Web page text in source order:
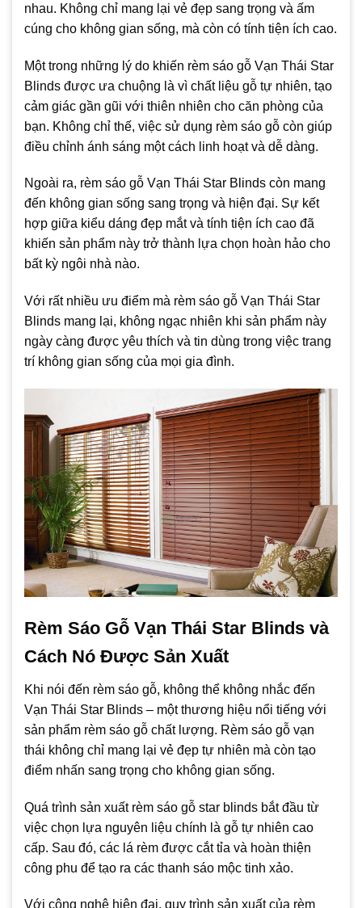
nhau. Không chỉ mang lại vẻ đẹp sang trọng và ấm
cúng cho không gian sống, mà còn có tính tiện ích cao.
Một trong những lý do khiến rèm sáo gỗ Vạn Thái Star
Blinds được ưa chuộng là vì chất liệu gỗ tự nhiên, tạo
cảm giác gần gũi với thiên nhiên cho căn phòng của
bạn. Không chỉ thế, việc sử dụng rèm sáo gỗ còn giúp
điều chỉnh ánh sáng một cách linh hoạt và dễ dàng.
Ngoài ra, rèm sáo gỗ Vạn Thái Star Blinds còn mang
đến không gian sống sang trọng và hiện đại. Sự kết
hợp giữa kiểu dáng đẹp mắt và tính tiện ích cao đã
khiến sản phẩm này trở thành lựa chọn hoàn hảo cho
bất kỳ ngôi nhà nào.
Với rất nhiều ưu điểm mà rèm sáo gỗ Vạn Thái Star
Blinds mang lại, không ngạc nhiên khi sản phẩm này
ngày càng được yêu thích và tin dùng trong việc trang
trí không gian sống của mọi gia đình.
Rèm Sáo Gỗ Vạn Thái Star Blinds và
Cách Nó Được Sản Xuất
Khi nói đến rèm sáo gỗ, không thể không nhắc đến
Vạn Thái Star Blinds – một thương hiệu nổi tiếng với
sản phẩm rèm sáo gỗ chất lượng. Rèm sáo gỗ vạn
thái không chỉ mang lại vẻ đẹp tự nhiên mà còn tạo
điểm nhấn sang trọng cho không gian sống.
Quá trình sản xuất rèm sáo gỗ star blinds bắt đầu từ
việc chọn lựa nguyên liệu chính là gỗ tự nhiên cao
cấp. Sau đó, các lá rèm được cắt tỉa và hoàn thiện
công phu để tạo ra các thanh sáo mộc tinh xảo.
Với công nghệ hiện đại, quy trình sản xuất của rèm